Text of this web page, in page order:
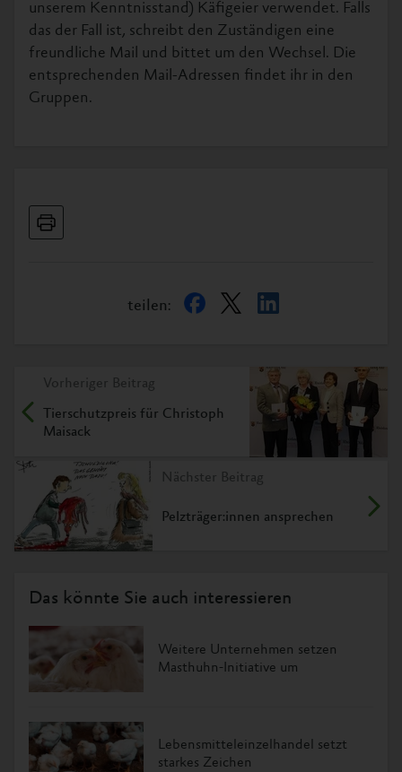
unserem Kenntnisstand) Käfigeier verwendet. Falls
das der Fall ist, schreibt den Zuständigen eine
freundliche Mail und bittet um den Wechsel. Die
entsprechenden Mail-Adressen findet ihr in den
Gruppen.
teilen:
Vorheriger Beitrag
Tierschutzpreis für Christoph
Maisack
Nächster Beitrag
Pelzträger:innen ansprechen
Das könnte Sie auch interessieren
Weitere Unternehmen setzen
Masthuhn-Initiative um
Lebensmitteleinzelhandel setzt
starkes Zeichen